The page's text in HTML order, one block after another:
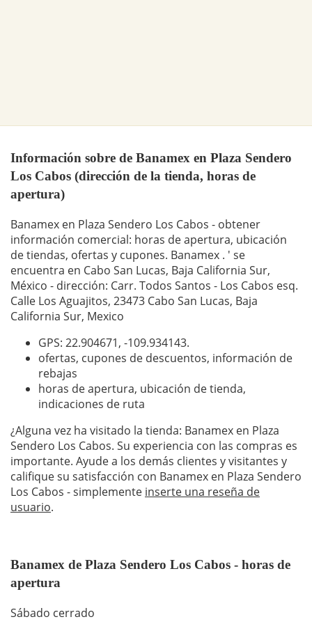
Información sobre de Banamex en Plaza Sendero
Los Cabos (dirección de la tienda, horas de
apertura)
Banamex en Plaza Sendero Los Cabos - obtener
información comercial: horas de apertura, ubicación
de tiendas, ofertas y cupones. Banamex . ' se
encuentra en Cabo San Lucas, Baja California Sur,
México - dirección: Carr. Todos Santos - Los Cabos esq.
Calle Los Aguajitos, 23473 Cabo San Lucas, Baja
California Sur, Mexico
GPS: 22.904671, -109.934143.
ofertas, cupones de descuentos, información de
rebajas
horas de apertura, ubicación de tienda,
indicaciones de ruta
¿Alguna vez ha visitado la tienda: Banamex en Plaza
Sendero Los Cabos. Su experiencia con las compras es
importante. Ayude a los demás clientes y visitantes y
califique su satisfacción con Banamex en Plaza Sendero
Los Cabos - simplemente inserte una reseña de
usuario.
Banamex de Plaza Sendero Los Cabos - horas de
apertura
Sábado cerrado